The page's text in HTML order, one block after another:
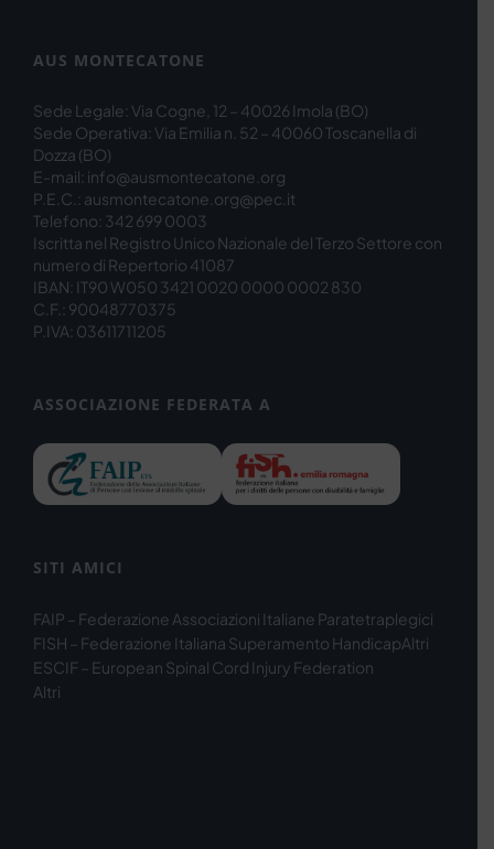
AUS MONTECATONE
Sede Legale: Via Cogne, 12 – 40026 Imola (BO)
Sede Operativa: Via Emilia n. 52 – 40060 Toscanella di
Dozza (BO)
E-mail: info@ausmontecatone.org
P.E.C.: ausmontecatone.org@pec.it
Telefono: 342 699 0003
Iscritta nel Registro Unico Nazionale del Terzo Settore con
numero di Repertorio 41087
IBAN: IT90 W050 3421 0020 0000 0002 830
C.F.: 90048770375
P.IVA: 03611711205
ASSOCIAZIONE FEDERATA A
SITI AMICI
FAIP – Federazione Associazioni Italiane Paratetraplegici
FISH – Federazione Italiana Superamento HandicapAltri
ESCIF – European Spinal Cord Injury Federation
Altri